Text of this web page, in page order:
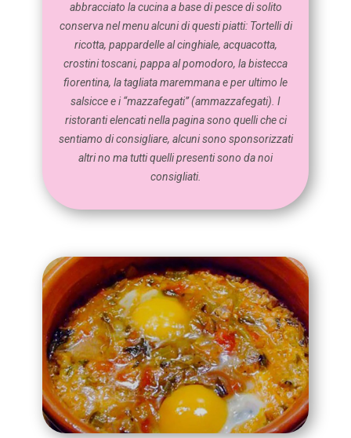
abbracciato la cucina a base di pesce di solito
conserva nel menu alcuni di questi piatti: Tortelli di
ricotta, pappardelle al cinghiale, acquacotta,
crostini toscani, pappa al pomodoro, la bistecca
fiorentina, la tagliata maremmana e per ultimo le
salsicce e i “mazzafegati” (ammazzafegati). I
ristoranti elencati nella pagina sono quelli che ci
sentiamo di consigliare, alcuni sono sponsorizzati
altri no ma tutti quelli presenti sono da noi
consigliati.